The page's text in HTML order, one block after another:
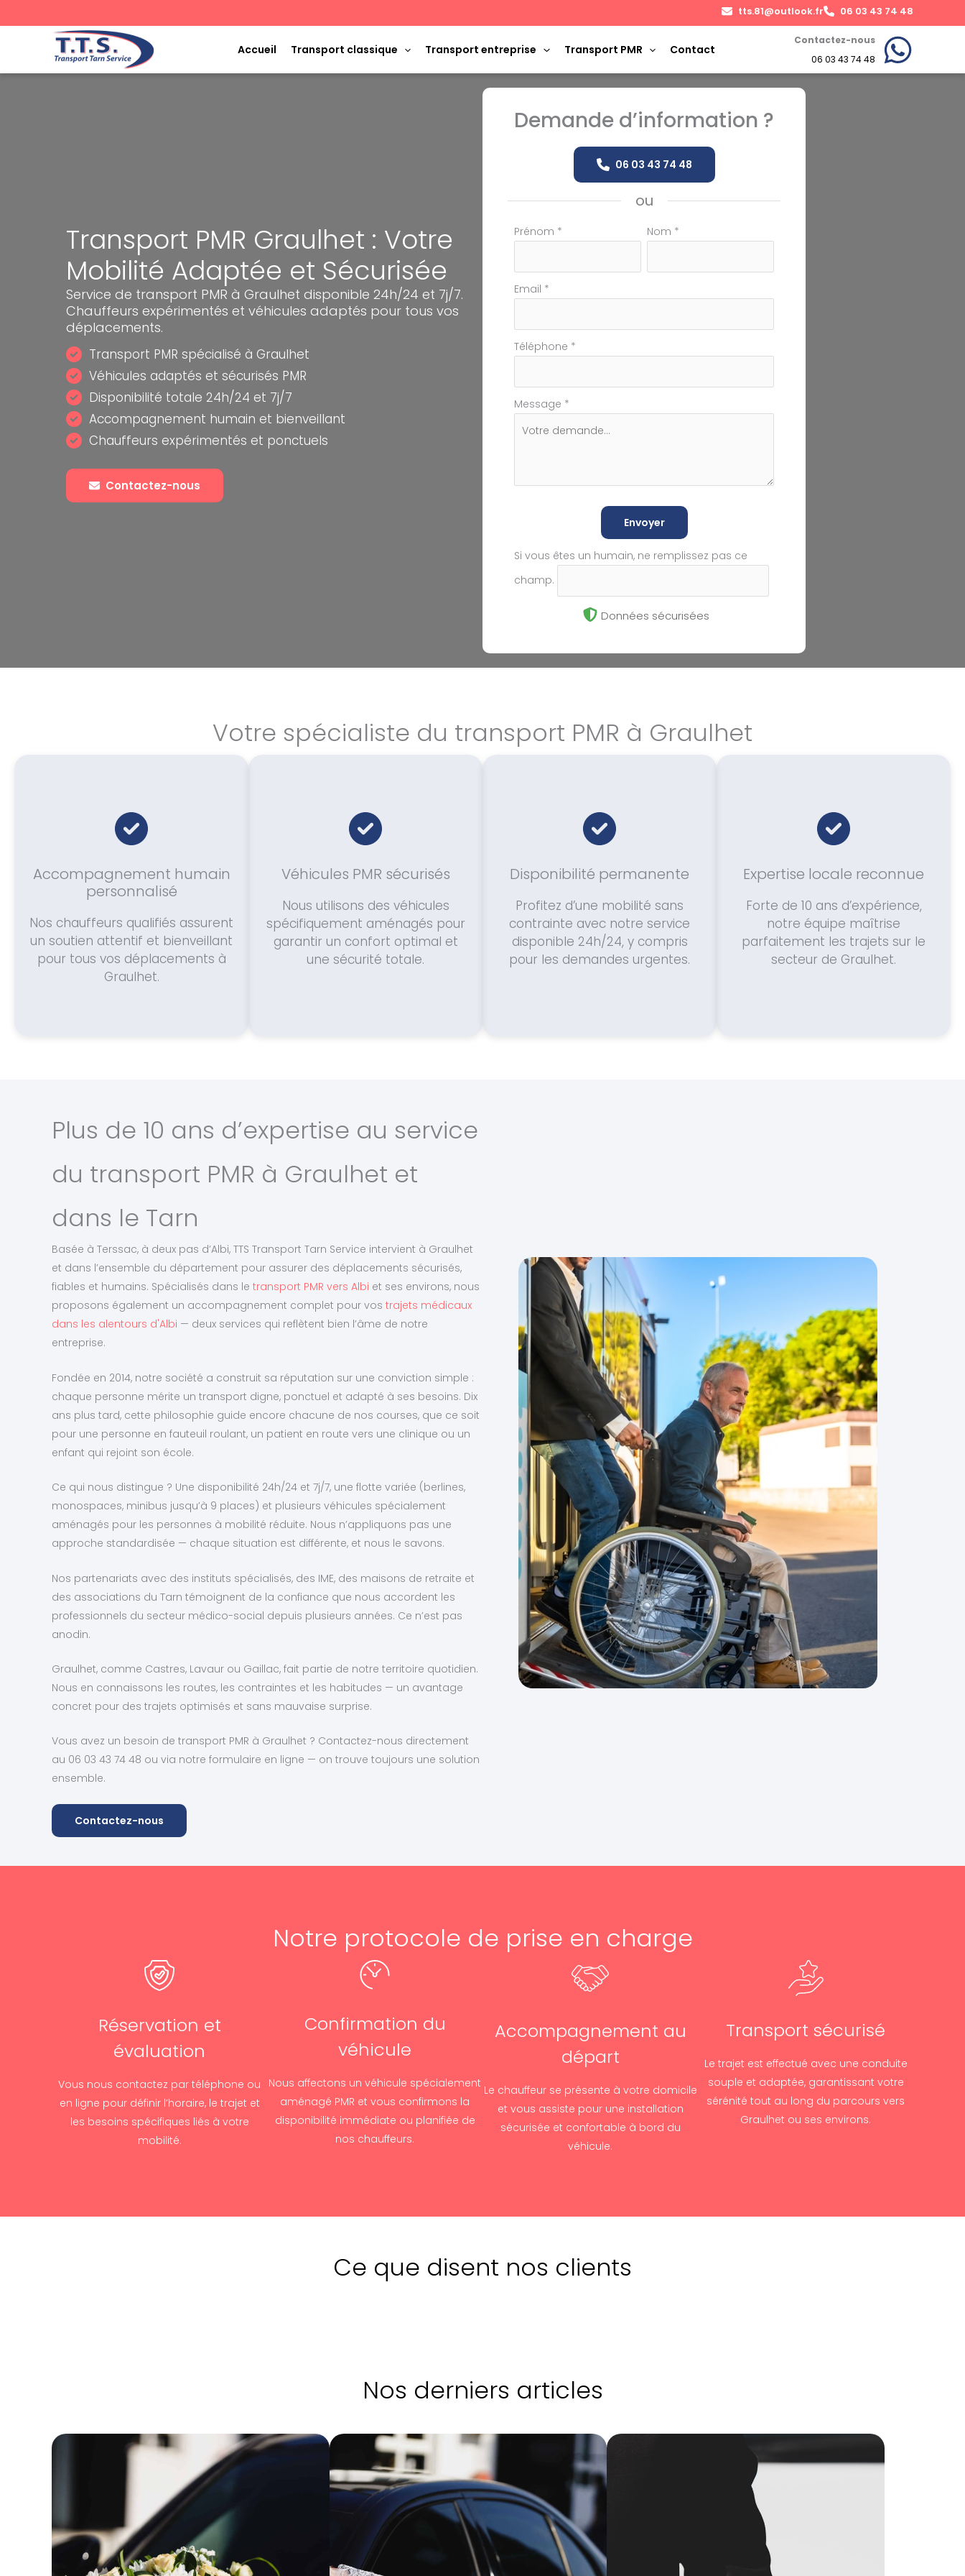
au
tts.81@outlook.fr 06 03 43 74 48
Accueil Transport classique Transport entreprise Transport PMR Contact
Contactez-nous
06 03 43 74 48
Transport PMR Graulhet : Votre
Mobilité Adaptée et Sécurisée
Service de transport PMR à Graulhet disponible 24h/24 et 7j/7.
Chauffeurs expérimentés et véhicules adaptés pour tous vos
déplacements.
Transport PMR spécialisé à Graulhet
Véhicules adaptés et sécurisés PMR
Disponibilité totale 24h/24 et 7j/7
Accompagnement humain et bienveillant
Chauffeurs expérimentés et ponctuels
Contactez-nous
Demande d’information ?
06 03 43 74 48
ou
Formulaire
téléphone
Prénom * Nom *
Email *
Téléphone *
Message *
Envoyer
Si vous êtes un humain, ne remplissez pas ce
champ.
Données sécurisées
Votre spécialiste du transport PMR à Graulhet
Accompagnement humain
personnalisé
Nos chauffeurs qualifiés assurent
un soutien attentif et bienveillant
pour tous vos déplacements à
Graulhet.
Véhicules PMR sécurisés
Nous utilisons des véhicules
spécifiquement aménagés pour
garantir un confort optimal et
une sécurité totale.
Disponibilité permanente
Profitez d’une mobilité sans
contrainte avec notre service
disponible 24h/24, y compris
pour les demandes urgentes.
Expertise locale reconnue
Forte de 10 ans d’expérience,
notre équipe maîtrise
parfaitement les trajets sur le
secteur de Graulhet.
Plus de 10 ans d’expertise au service
du transport PMR à Graulhet et
dans le Tarn
Basée à Terssac, à deux pas d’Albi, TTS Transport Tarn Service intervient à Graulhet
et dans l’ensemble du département pour assurer des déplacements sécurisés,
fiables et humains. Spécialisés dans le transport PMR vers Albi et ses environs, nous
proposons également un accompagnement complet pour vos trajets médicaux
dans les alentours d'Albi — deux services qui reflètent bien l’âme de notre
entreprise.
Fondée en 2014, notre société a construit sa réputation sur une conviction simple :
chaque personne mérite un transport digne, ponctuel et adapté à ses besoins. Dix
ans plus tard, cette philosophie guide encore chacune de nos courses, que ce soit
pour une personne en fauteuil roulant, un patient en route vers une clinique ou un
enfant qui rejoint son école.
Ce qui nous distingue ? Une disponibilité 24h/24 et 7j/7, une flotte variée (berlines,
monospaces, minibus jusqu’à 9 places) et plusieurs véhicules spécialement
aménagés pour les personnes à mobilité réduite. Nous n’appliquons pas une
approche standardisée — chaque situation est différente, et nous le savons.
Nos partenariats avec des instituts spécialisés, des IME, des maisons de retraite et
des associations du Tarn témoignent de la confiance que nous accordent les
professionnels du secteur médico-social depuis plusieurs années. Ce n’est pas
anodin.
Graulhet, comme Castres, Lavaur ou Gaillac, fait partie de notre territoire quotidien.
Nous en connaissons les routes, les contraintes et les habitudes — un avantage
concret pour des trajets optimisés et sans mauvaise surprise.
Vous avez un besoin de transport PMR à Graulhet ? Contactez-nous directement
au 06 03 43 74 48 ou via notre formulaire en ligne — on trouve toujours une solution
ensemble.
Contactez-nous
Notre protocole de prise en charge
Réservation et
évaluation
Vous nous contactez par téléphone ou
en ligne pour définir l’horaire, le trajet et
les besoins spécifiques liés à votre
mobilité.
Confirmation du
véhicule
Nous affectons un véhicule spécialement
aménagé PMR et vous confirmons la
disponibilité immédiate ou planifiée de
nos chauffeurs.
Accompagnement au
départ
Le chauffeur se présente à votre domicile
et vous assiste pour une installation
sécurisée et confortable à bord du
véhicule.
Transport sécurisé
Le trajet est effectué avec une conduite
souple et adaptée, garantissant votre
sérénité tout au long du parcours vers
Graulhet ou ses environs.
Ce que disent nos clients
Nos derniers articles